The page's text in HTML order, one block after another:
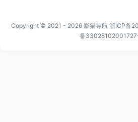
Copyright © 2021 - 2026 影猫导航 浙ICP备
备33028102001727